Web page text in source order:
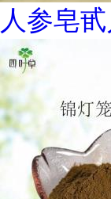
人参皂